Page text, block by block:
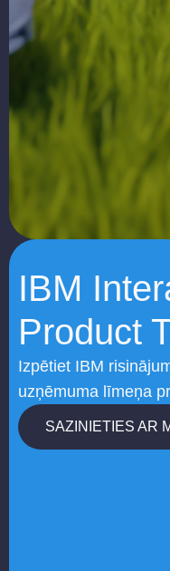
IBM
Product
Izpētiet IBM
uzņēmuma līmeņa
SAZINIETIES AR